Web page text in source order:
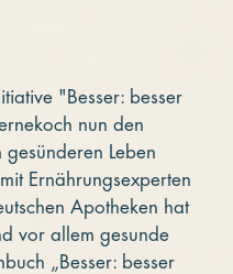
"Besser: besser
nun den
Leben
Ernährungsexperten
Apotheken hat
vor allem gesunde
„Besser: besser